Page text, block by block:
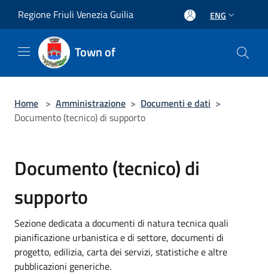
Regione Friuli Venezia Guilia ENG
Town of
Home > Amministrazione > Documenti e dati >
Documento (tecnico) di supporto
Documento (tecnico) di
supporto
Sezione dedicata a documenti di natura tecnica quali
pianificazione urbanistica e di settore, documenti di
progetto, edilizia, carta dei servizi, statistiche e altre
pubblicazioni generiche.